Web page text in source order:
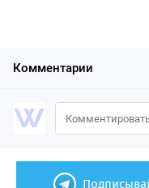
Комментарии